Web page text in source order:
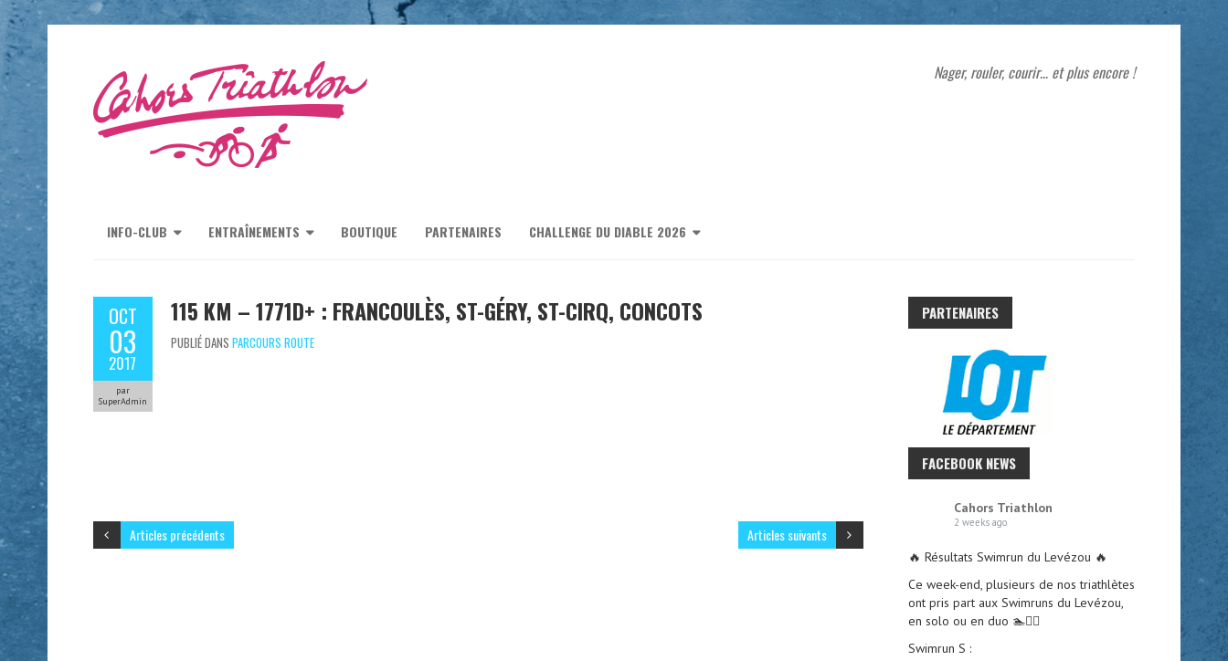
Nager, rouler, courir… et plus encore !
INFO-CLUB ENTRAÎNEMENTS BOUTIQUE PARTENAIRES CHALLENGE DU DIABLE 2026
OCT
03
2017
par
SuperAdmin
115 KM – 1771D+ : FRANCOULÈS, ST-GÉRY, ST-CIRQ, CONCOTS
PUBLIÉ DANS PARCOURS ROUTE
Articles suivants
Articles précédents
PARTENAIRES
FACEBOOK NEWS
Cahors Triathlon
2 weeks ago
🔥 Résultats Swimrun du Levézou 🔥
Ce week-end, plusieurs de nos triathlètes
ont pris part aux Swimruns du Levézou,
en solo ou en duo 🏊🏃‍♂️
Swimrun S :